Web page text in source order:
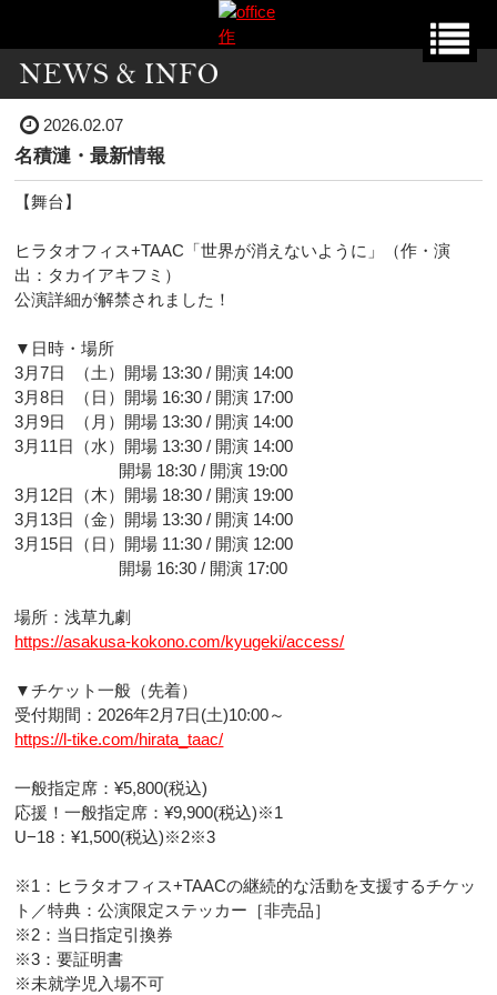
2026.02.07
名積漣・最新情報
【舞台】
ヒラタオフィス+TAAC「世界が消えないように」（作・演
出：タカイアキフミ）
公演詳細が解禁されました！
▼ 日時・場所
3月7日 （土）開場 13:30 / 開演 14:00
3月8日 （日）開場 16:30 / 開演 17:00
3月9日 （月）開場 13:30 / 開演 14:00
3月11日（水）開場 13:30 / 開演 14:00
開場 18:30 / 開演 19:00
3月12日（木）開場 18:30 / 開演 19:00
3月13日（金）開場 13:30 / 開演 14:00
3月15日（日）開場 11:30 / 開演 12:00
開場 16:30 / 開演 17:00
場所：浅草九劇
https://asakusa-kokono.com/kyugeki/access/
▼チケット一般（先着）
受付期間：2026年2月7日(土)10:00～
https://l-tike.com/hirata_taac/
一般指定席：¥5,800(税込)
応援！一般指定席：¥9,900(税込)※1
U−18：¥1,500(税込)※2※3
※1：ヒラタオフィス+TAACの継続的な活動を支援するチケッ
ト／特典：公演限定ステッカー［非売品］
※2：当日指定引換券
※3：要証明書
※未就学児入場不可